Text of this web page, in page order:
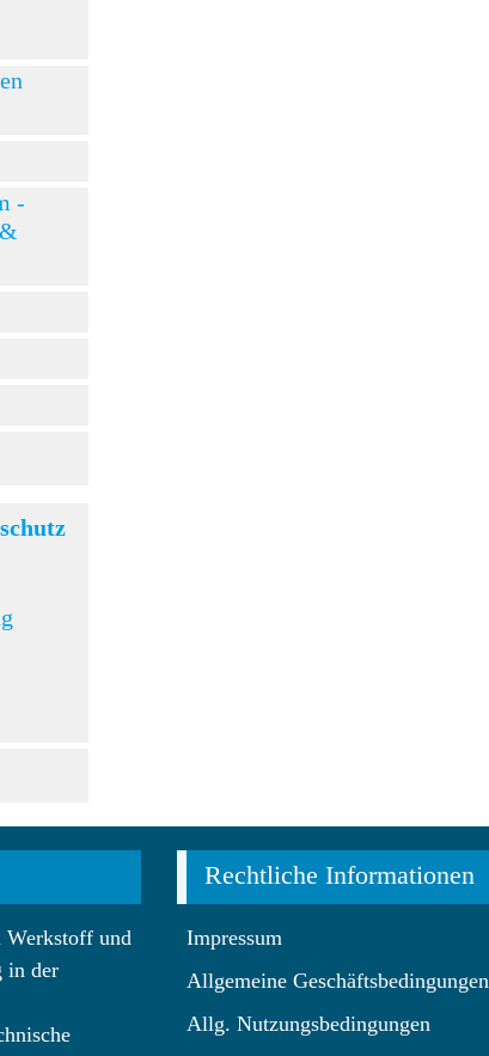
-
Werkstoff und
in der
Rechtliche Informationen
Impressum
Allgemeine Geschäftsbedingungen
Allg. Nutzungsbedingungen